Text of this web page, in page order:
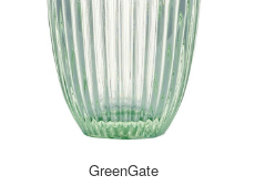
GreenGate